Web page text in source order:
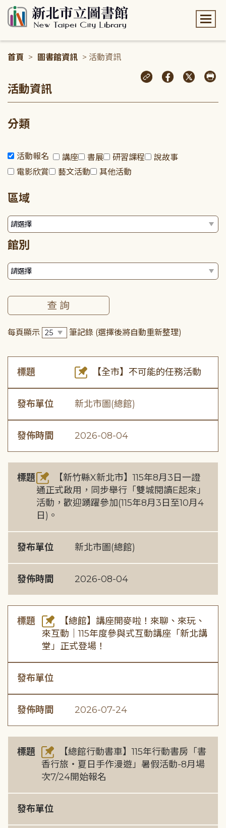
首頁 > 圖書館資訊 > 活動資訊
活動資訊
分類
活動報名 講座 書展 研習課程
說故事
電影欣賞
藝文活動 其他活動
區域
館別
每頁顯示 筆記錄 (選擇後將自動重新整理)
標題 【全市】不可能的任務活動
發布單位 新北市圖(總館)
發佈時間 2026-08-04
標題
【新竹縣X新北市】115年8月3日一證
通正式啟用，同步舉行「雙城閱讀E起來」
活動，歡迎踴躍參加(115年8月3日至10月4
日)。
發布單位 新北市圖(總館)
發佈時間 2026-08-04
標題
【總館】講座開麥啦！來聊、來玩、
來互動｜115年度參與式互動講座「新北講
堂」正式登場！
發布單位
發佈時間 2026-07-24
標題
【總館行動書車】115年行動書房「書
香行旅・夏日手作漫遊」暑假活動-8月場
次7/24開始報名
發布單位